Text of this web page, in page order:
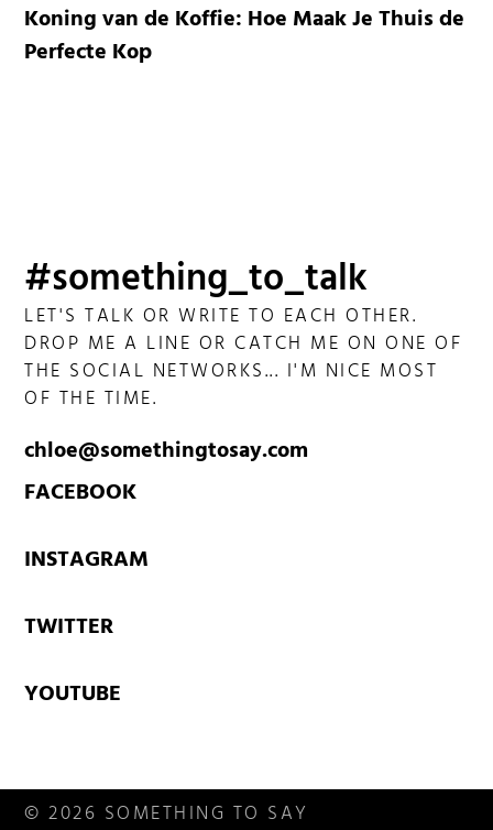
Koning van de Koffie: Hoe Maak Je Thuis de
Perfecte Kop
#something_to_talk
LET'S TALK OR WRITE TO EACH OTHER.
DROP ME A LINE OR CATCH ME ON ONE OF
THE SOCIAL NETWORKS... I'M NICE MOST
OF THE TIME.
chloe@somethingtosay.com
FACEBOOK
INSTAGRAM
TWITTER
YOUTUBE
© 2026 SOMETHING TO SAY